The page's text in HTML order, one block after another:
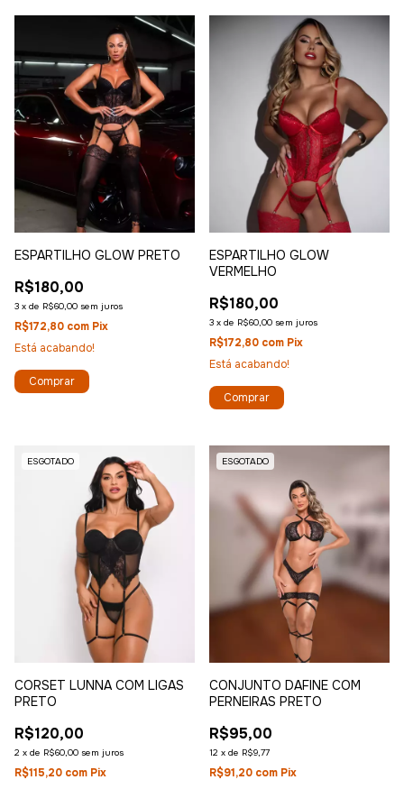
ESPARTILHO GLOW PRETO
R$180,00
3 x de R$60,00 sem juros
R$172,80 com Pix
Está acabando!
Comprar
ESPARTILHO GLOW
VERMELHO
R$180,00
3 x de R$60,00 sem juros
R$172,80 com Pix
Está acabando!
Comprar
ESGOTADO
CORSET LUNNA COM LIGAS
PRETO
R$120,00
2 x de R$60,00 sem juros
R$115,20 com Pix
ESGOTADO
CONJUNTO DAFINE COM
PERNEIRAS PRETO
R$95,00
12 x de R$9,77
R$91,20 com Pix